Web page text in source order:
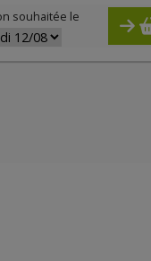
souhaitée le